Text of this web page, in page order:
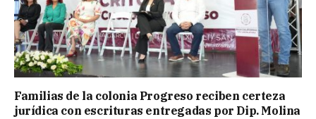
Familias de la colonia Progreso reciben certeza
jurídica con escrituras entregadas por Dip. Molina